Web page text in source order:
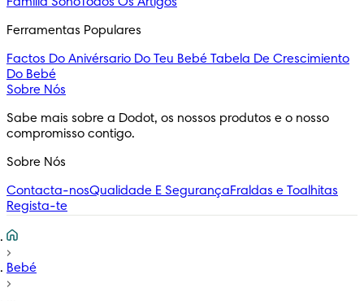
Ferramentas Populares
Factos Do Anivérsario Do Teu Bebé Tabela De Crescimiento
Do Bebé
Sobre Nós
Sabe mais sobre a Dodot, os nossos produtos e o nosso
compromisso contigo.
Sobre Nós
Contacta-nosQualidade E SegurançaFraldas e Toalhitas
Regista-te
Bebé